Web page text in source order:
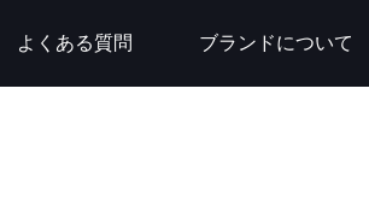
よくある質問 ブランドについて